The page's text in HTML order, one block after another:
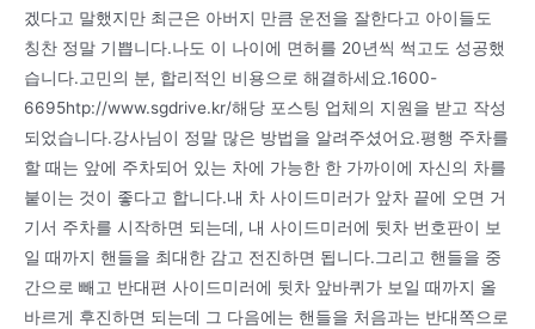
겠다고 말했지만 최근은 아버지 만큼 운전을 잘한다고 아이들도
칭찬 정말 기쁩니다.나도 이 나이에 면허를 20년씩 썩고도 성공했
습니다.고민의 분, 합리적인 비용으로 해결하세요.1600-
6695htp://www.sgdrive.kr/해당 포스팅 업체의 지원을 받고 작성
되었습니다.강사님이 정말 많은 방법을 알려주셨어요.평행 주차를
할 때는 앞에 주차되어 있는 차에 가능한 한 가까이에 자신의 차를
붙이는 것이 좋다고 합니다.내 차 사이드미러가 앞차 끝에 오면 거
기서 주차를 시작하면 되는데, 내 사이드미러에 뒷차 번호판이 보
일 때까지 핸들을 최대한 감고 전진하면 됩니다.그리고 핸들을 중
간으로 빼고 반대편 사이드미러에 뒷차 앞바퀴가 보일 때까지 올
바르게 후진하면 되는데 그 다음에는 핸들을 처음과는 반대쪽으로